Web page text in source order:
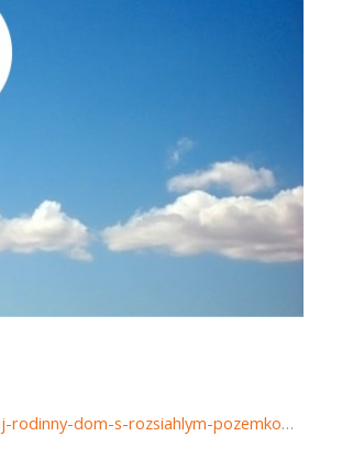
https://www.reality-trinity.sk/nehnutelnost/4272-na-predaj-rodinny-dom-s-rozsiahlym-pozemkom-v-obci-jatov